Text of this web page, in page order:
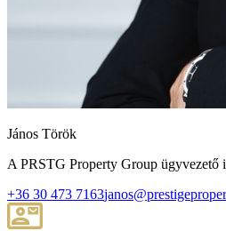
János Török
A PRSTG Property Group ügyvezető
+36 30 473 7163